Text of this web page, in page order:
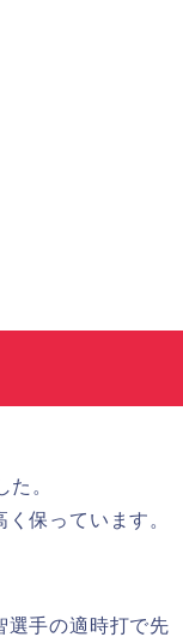
。
保っています。
選手の適時打で先